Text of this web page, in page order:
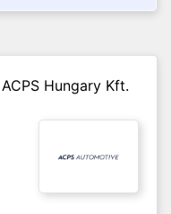
ACPS Hungary Kft.